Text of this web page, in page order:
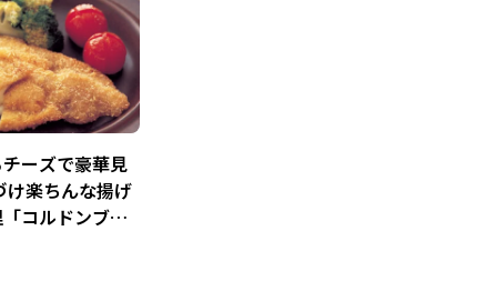
ーズで豪華見
け楽ちんな揚げ
コルドンブル